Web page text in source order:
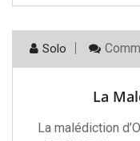
Solo
La
La malédiction